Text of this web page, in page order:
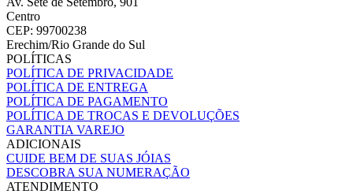
Centro
CEP: 99700238
Erechim/Rio Grande do Sul
POLÍTICAS
POLÍTICA DE PRIVACIDADE
POLÍTICA DE ENTREGA
POLÍTICA DE PAGAMENTO
POLÍTICA DE TROCAS E DEVOLUÇÕES
GARANTIA VAREJO
ADICIONAIS
CUIDE BEM DE SUAS JÓIAS
DESCOBRA SUA NUMERAÇÃO
ATENDIMENTO